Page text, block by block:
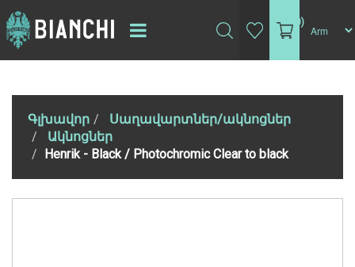
(0)
Գլխավոր
Սաղավարտներ/ակնոցներ
Ակնոցներ
Henrik - Black / Photochromic Clear to black